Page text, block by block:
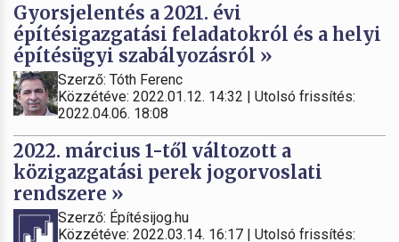
Gyorsjelentés a 2021. évi
építésigazgatási feladatokról és a helyi
építésügyi szabályozásról »
Szerző: Tóth Ferenc
Közzétéve: 2022.01.12. 14:32 | Utolsó frissítés:
2022.04.06. 18:08
2022. március 1-től változott a
közigazgatási perek jogorvoslati
rendszere »
Szerző: Építésijog.hu
Közzétéve: 2022.03.14. 16:17 | Utolsó frissítés: